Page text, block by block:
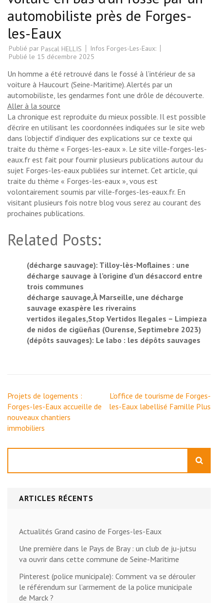
automobiliste près de Forges-
les-Eaux
Publié par Pascal HELLIS
Infos Forges-Les-Eaux:
Publié le 15 décembre 2025
Un homme a été retrouvé dans le fossé à l’intérieur de sa
voiture à Haucourt (Seine-Maritime). Alertés par un
automobiliste, les gendarmes font une drôle de découverte.
Aller à la source
La chronique est reproduite du mieux possible. Il est possible
d’écrire en utilisant les coordonnées indiquées sur le site web
dans l’objectif d’indiquer des explications sur ce texte qui
traite du thème « Forges-les-eaux ». Le site ville-forges-les-
eaux.fr est fait pour fournir plusieurs publications autour du
sujet Forges-les-eaux publiées sur internet. Cet article, qui
traite du thème « Forges-les-eaux », vous est
volontairement soumis par ville-forges-les-eaux.fr. En
visitant plusieurs fois notre blog vous serez au courant des
prochaines publications.
Related Posts:
(décharge sauvage): Tilloy-lès-Moflaines : une
décharge sauvage à l’origine d’un désaccord entre
trois communes
décharge sauvage,À Marseille, une décharge
sauvage exaspère les riverains
vertidos ilegales,Stop Vertidos Ilegales – Limpieza
de nidos de cigüeñas (Ourense, Septimebre 2023)
(dépôts sauvages): Le labo : les dépôts sauvages
Navigation
de
l’article
Projets de logements :
Forges-les-Eaux accueille de
nouveaux chantiers
immobiliers
L’office de tourisme de Forges-
les-Eaux labellisé Famille Plus
ARTICLES RÉCENTS
Actualités Grand casino de Forges-les-Eaux
Une première dans le Pays de Bray : un club de ju-jutsu
va ouvrir dans cette commune de Seine-Maritime
Pinterest (police municipale): Comment va se dérouler
le référendum sur l’armement de la police municipale
de Marck ?